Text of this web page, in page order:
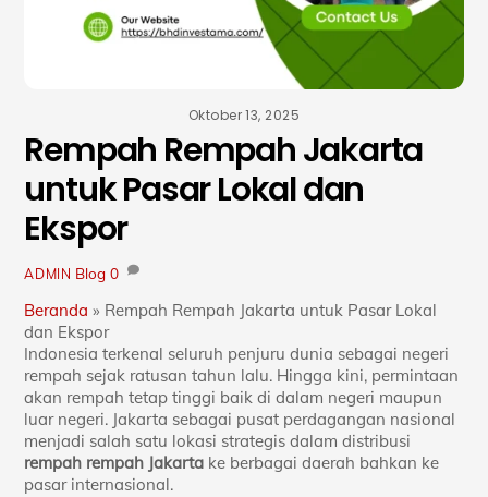
Oktober 13, 2025
Rempah Rempah Jakarta
untuk Pasar Lokal dan
Ekspor
ADMIN Blog 0
Beranda » Rempah Rempah Jakarta untuk Pasar Lokal
dan Ekspor
Indonesia terkenal seluruh penjuru dunia sebagai negeri
rempah sejak ratusan tahun lalu. Hingga kini, permintaan
akan rempah tetap tinggi baik di dalam negeri maupun
luar negeri. Jakarta sebagai pusat perdagangan nasional
menjadi salah satu lokasi strategis dalam distribusi
rempah rempah Jakarta ke berbagai daerah bahkan ke
pasar internasional.